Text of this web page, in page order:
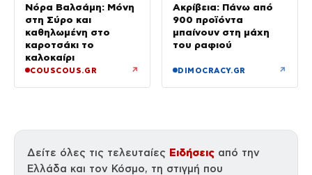
Νόρα Βαλσάμη: Μόνη
στη Σύρο και
καθηλωμένη στο
καροτσάκι το
καλοκαίρι
COUSCOUS.GR ↗
Ακρίβεια: Πάνω από
900 προϊόντα
μπαίνουν στη μάχη
του ραφιού
DIMOCRACY.GR ↗
Δείτε όλες τις τελευταίες Ειδήσεις από την
Ελλάδα και τον Κόσμο, τη στιγμή που